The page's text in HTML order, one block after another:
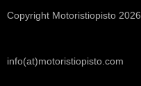
Copyright Motoristiopisto 2026
info(at)motoristiopisto.com